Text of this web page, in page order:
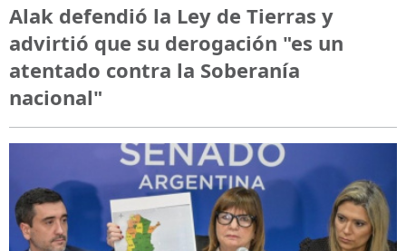
Alak defendió la Ley de Tierras y
advirtió que su derogación "es un
atentado contra la Soberanía
nacional"